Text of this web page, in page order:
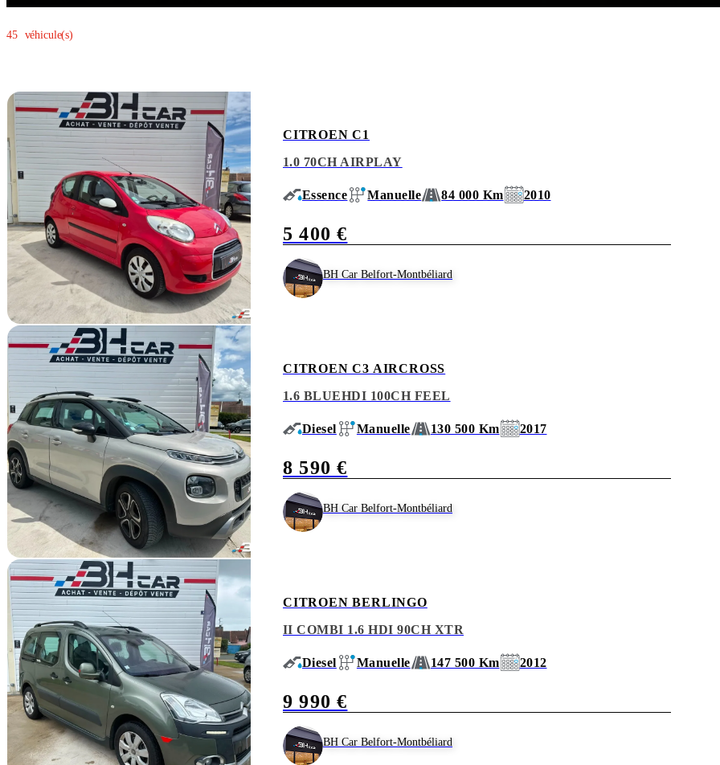
45 véhicule(s)
CITROEN C1
1.0 70CH AIRPLAY
Essence Manuelle 84 000 Km 2010
5 400 €
BH Car Belfort-Montbéliard
CITROEN C3 AIRCROSS
1.6 BLUEHDI 100CH FEEL
Diesel Manuelle 130 500 Km 2017
8 590 €
BH Car Belfort-Montbéliard
CITROEN BERLINGO
II COMBI 1.6 HDI 90CH XTR
Diesel Manuelle 147 500 Km 2012
9 990 €
BH Car Belfort-Montbéliard